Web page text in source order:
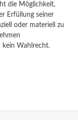
die Möglichkeit,
Erfüllung seiner
oder materiell zu
kein Wahlrecht.